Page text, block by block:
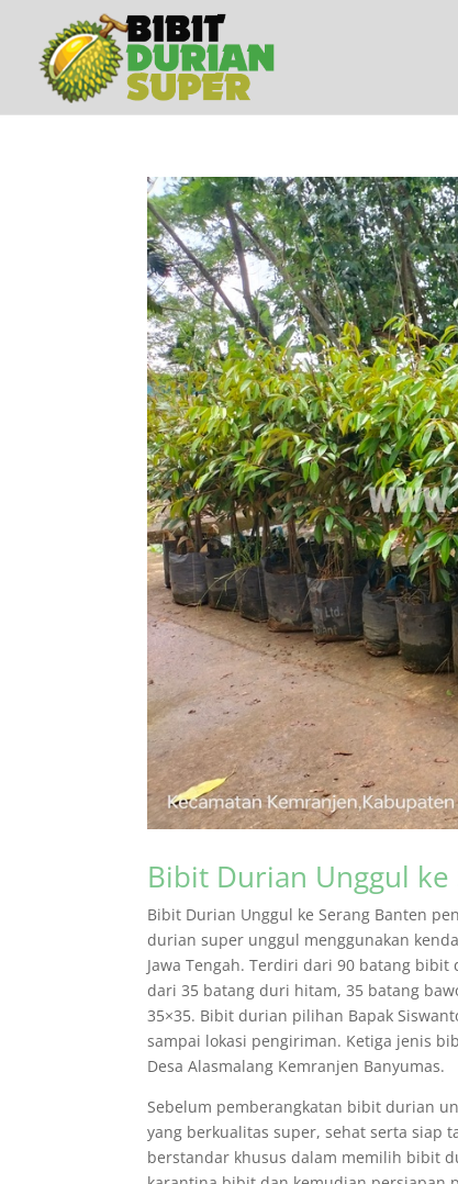
Bibit Durian Unggul ke
Bibit Durian Unggul ke Serang Banten
durian super unggul menggunakan
Jawa Tengah. Terdiri dari 90 batang
dari 35 batang duri hitam, 35 batang
35×35. Bibit durian pilihan Bapak
sampai lokasi pengiriman. Ketiga jenis
Desa Alasmalang Kemranjen Banyumas.
Sebelum pemberangkatan bibit durian
yang berkualitas super, sehat serta siap
berstandar khusus dalam memilih bibit